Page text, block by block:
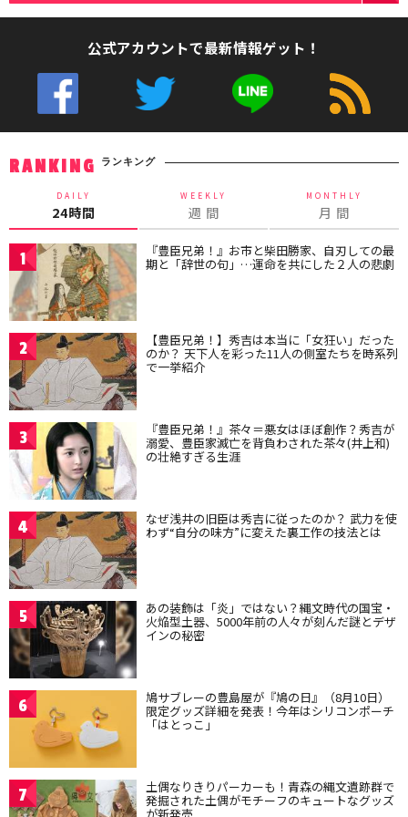
公式アカウントで最新情報ゲット！
RANKING ランキング
DAILY
24時間
WEEKLY
週 間
MONTHLY
月 間
1 『豊臣兄弟！』お市と柴田勝家、自刃しての最
期と「辞世の句」…運命を共にした２人の悲劇
2 【豊臣兄弟！】秀吉は本当に「女狂い」だった
のか？ 天下人を彩った11人の側室たちを時系列
で一挙紹介
3 『豊臣兄弟！』茶々＝悪女はほぼ創作？秀吉が
溺愛、豊臣家滅亡を背負わされた茶々(井上和)
の壮絶すぎる生涯
4 なぜ浅井の旧臣は秀吉に従ったのか？ 武力を使
わず“自分の味方”に変えた裏工作の技法とは
5 あの装飾は「炎」ではない？縄文時代の国宝・
火焔型土器、5000年前の人々が刻んだ謎とデザ
インの秘密
6 鳩サブレーの豊島屋が『鳩の日』（8月10日）
限定グッズ詳細を発表！今年はシリコンポーチ
「はとっこ」
7 土偶なりきりパーカーも！青森の縄文遺跡群で
発掘された土偶がモチーフのキュートなグッズ